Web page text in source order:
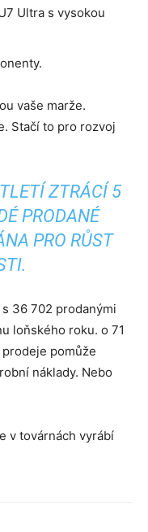
Ultra s vysokou
vaše marže.
Stačí to pro rozvoj
ZTRÁCÍ 5
PRODANÉ
PRO RŮST
36 702 prodanými
loňského roku. o 71
pomůže
náklady. Nebo
v továrnách vyrábí